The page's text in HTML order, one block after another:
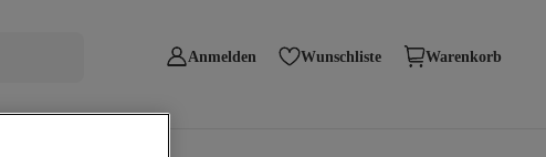
Anmelden Wunschliste Warenkorb